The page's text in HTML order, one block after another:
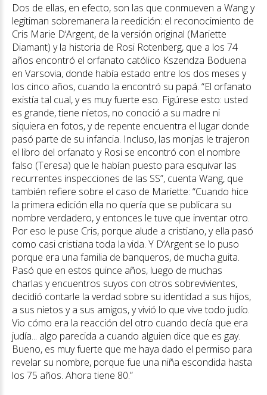
Dos de ellas, en efecto, son las que conmueven a Wang y
legitiman sobremanera la reedición: el reconocimiento de
Cris Marie D‘Argent, de la versión original (Mariette
Diamant) y la historia de Rosi Rotenberg, que a los 74
años encontró el orfanato católico Kszendza Boduena
en Varsovia, donde había estado entre los dos meses y
los cinco años, cuando la encontró su papá. “El orfanato
existía tal cual, y es muy fuerte eso. Figúrese esto: usted
es grande, tiene nietos, no conoció a su madre ni
siquiera en fotos, y de repente encuentra el lugar donde
pasó parte de su infancia. Incluso, las monjas le trajeron
el libro del orfanato y Rosi se encontró con el nombre
falso (Teresa) que le habían puesto para esquivar las
recurrentes inspecciones de las SS”, cuenta Wang, que
también refiere sobre el caso de Mariette: “Cuando hice
la primera edición ella no quería que se publicara su
nombre verdadero, y entonces le tuve que inventar otro.
Por eso le puse Cris, porque alude a cristiano, y ella pasó
como casi cristiana toda la vida. Y D‘Argent se lo puso
porque era una familia de banqueros, de mucha guita.
Pasó que en estos quince años, luego de muchas
charlas y encuentros suyos con otros sobrevivientes,
decidió contarle la verdad sobre su identidad a sus hijos,
a sus nietos y a sus amigos, y vivió lo que vive todo judío.
Vio cómo era la reacción del otro cuando decía que era
judía... algo parecida a cuando alguien dice que es gay.
Bueno, es muy fuerte que me haya dado el permiso para
revelar su nombre, porque fue una niña escondida hasta
los 75 años. Ahora tiene 80.”